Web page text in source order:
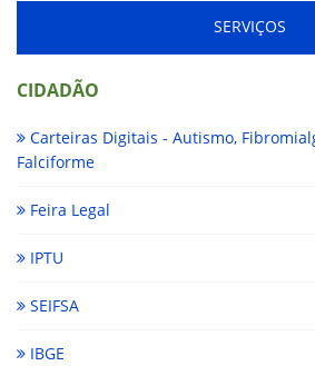
SERVIÇOS
CIDADÃO
Carteiras Digitais - Autismo,
Falciforme
Feira Legal
IPTU
SEIFSA
IBGE